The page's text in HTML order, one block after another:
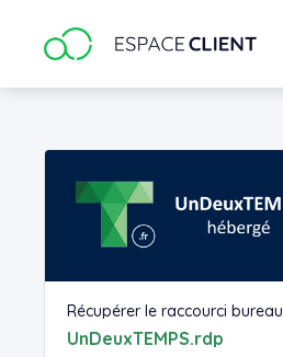
Récupérer le raccourci bureau
UnDeuxTEMPS.rdp